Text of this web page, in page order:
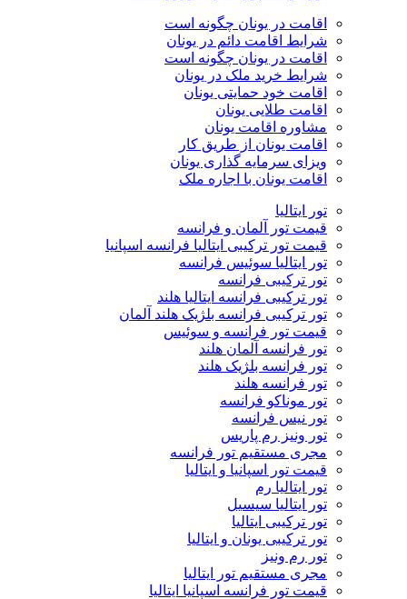
اقامت در یونان چگونه است
شرایط اقامت دائم در یونان
اقامت در یونان چگونه است
شرایط خرید ملک در یونان
اقامت خود حمایتی یونان
اقامت طلایی یونان
مشاوره اقامت یونان
اقامت یونان از طریق کار
ویزای سرمایه گذاری یونان
اقامت یونان با اجاره ملک
تور ایتالیا
قیمت تور آلمان و فرانسه
قیمت تور ترکیبی ایتالیا فرانسه اسپانیا
تور ایتالیا سوئیس فرانسه
تور ترکیبی فرانسه
تور ترکیبی فرانسه ایتالیا هلند
تور ترکیبی فرانسه بلژیک هلند آلمان
قیمت تور فرانسه و سوئیس
تور فرانسه آلمان هلند
تور فرانسه بلژیک هلند
تور فرانسه هلند
تور موناکو فرانسه
تور نیس فرانسه
تور ونیز رم پاریس
مجری مستقیم تور فرانسه
قیمت تور اسپانیا و ایتالیا
تور ایتالیا رم
تور ایتالیا سیسیل
تور ترکیبی ایتالیا
تور ترکیبی یونان و ایتالیا
تور رم ونیز
مجری مستقیم تور ایتالیا
قیمت تور فرانسه اسپانیا ایتالیا